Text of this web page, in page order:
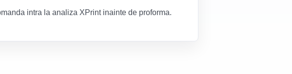
intra la analiza XPrint inainte de proforma.